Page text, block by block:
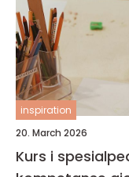
inspiration
20. March 2026
Kurs i